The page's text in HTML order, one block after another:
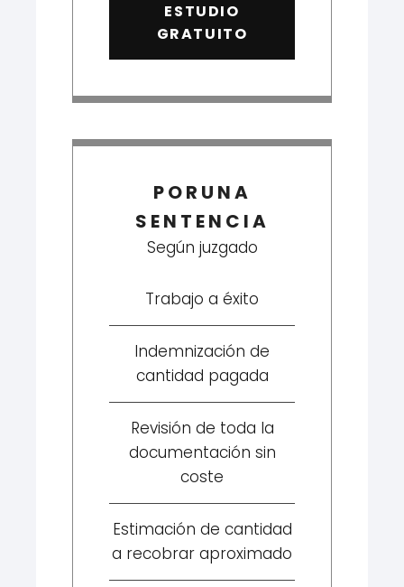
ESTUDIO
GRATUITO
PORUNA
SENTENCIA
Según juzgado
Trabajo a éxito
Indemnización de
cantidad pagada
Revisión de toda la
documentación sin
coste
Estimación de cantidad
a recobrar aproximado